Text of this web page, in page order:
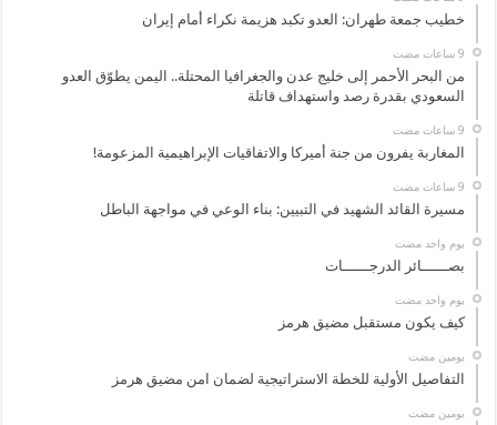
خطيب جمعة طهران: العدو تكبد هزيمة نكراء أمام إيران
من البحر الأحمر إلى خليج عدن والجغرافيا المحتلة.. اليمن يطوّق العدو
السعودي بقدرة رصد واستهداف قاتلة
المغاربة يفرون من جنة أميركا والاتفاقيات الإبراهيمية المزعومة!
مسيرة القائد الشهيد في التبيين: بناء الوعي في مواجهة الباطل
‏يوم واحد مضت
بصــــــائر الدرجــــــات
‏يوم واحد مضت
كيف يكون مستقبل مضيق هرمز
‏يومين مضت
التفاصيل الأولية للخطة الاستراتيجية لضمان امن مضيق هرمز
‏يومين مضت